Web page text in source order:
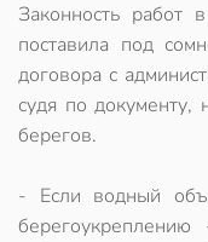
Законность работ
поставила под
договора с
судя по документу,
берегов.
- Если водный